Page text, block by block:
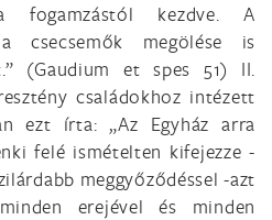
kezdve. A
csecsemők megölése is
(Gaudium et spes 51) II.
családokhoz intézett
ezt írta: „Az Egyház arra
felé ismételten kifejezze -
meggyőződéssel -azt
erejével és minden